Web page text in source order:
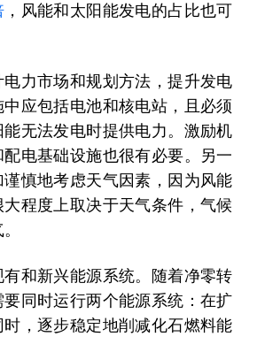
，风能和太阳能发电的占比也可
力市场和规划方法，提升发电
应包括电池和核电站，且必须
无法发电时提供电力。激励机
电基础设施也很有必要。另一
慎地考虑天气因素，因为风能
程度上取决于天气条件，气候
和新兴能源系统。 随着净零转
同时运行两个能源系统：在扩
，逐步稳定地削减化石燃料能